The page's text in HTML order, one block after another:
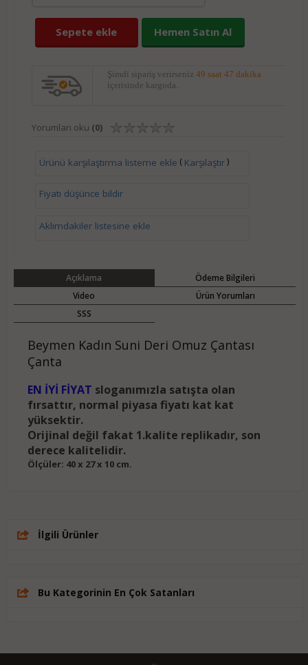
Sepete ekle Hemen Satın Al
Şimdi sipariş verirseniz 49 saat 47 dakika
içerisinde kargoda.
Yorumları oku (0)
Ürünü karşılaştırma listeme ekle ( Karşılaştır)
Fiyatı düşünce bildir
Aklımdakiler listesine ekle
Açıklama
Ödeme Bilgileri
Video
Ürün Yorumları
SSS
Beymen Kadın Suni Deri Omuz Çantası
Çanta
EN İYİ FİYAT sloganımızla satışta olan
fırsattır, normal piyasa fiyatı kat kat
yüksektir.
Orijinal değil fakat 1.kalite replikadır, son
derece kalitelidir.
Ölçüler: 40 x 27 x 10 cm.
İlgili Ürünler
Bu Kategorinin En Çok Satanları